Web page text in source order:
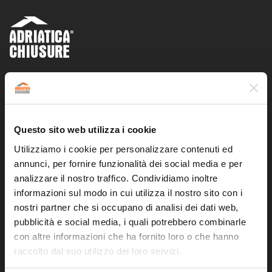
Questo sito web utilizza i cookie
Utilizziamo i cookie per personalizzare contenuti ed
annunci, per fornire funzionalità dei social media e per
analizzare il nostro traffico. Condividiamo inoltre
informazioni sul modo in cui utilizza il nostro sito con i
nostri partner che si occupano di analisi dei dati web,
pubblicità e social media, i quali potrebbero combinarle
con altre informazioni che ha fornito loro o che hanno
raccolto dal suo utilizzo dei loro servizi.
Adriatica Chiusure SAS di Bruno Walter e C.
62011 Cingoli (MC)
CONTATTI
T 0733.616873 /
0733.616879
0733.616049
:info@adriaticachiusure.it
SEGUICI SU